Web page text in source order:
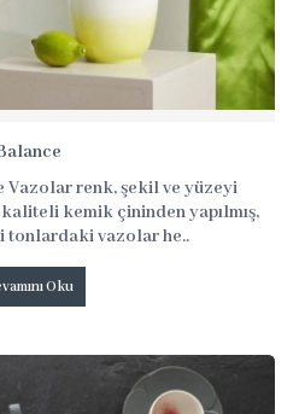
Vazolar renk, şekil ve yüzeyi
kemik çininden yapılmış,
tonlardaki vazolar he..
Oku